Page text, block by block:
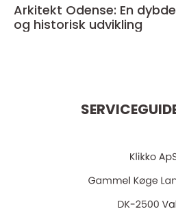
Arkitekt Odense: En
og historisk udvikling